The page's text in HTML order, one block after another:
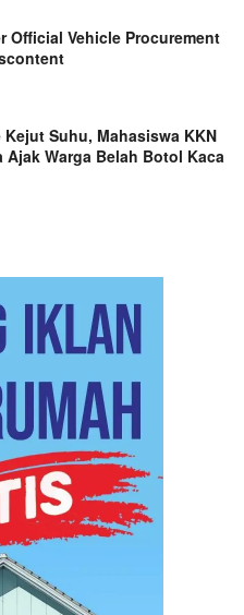
Official Vehicle Procurement
Suhu, Mahasiswa KKN
Ajak Warga Belah Botol Kaca